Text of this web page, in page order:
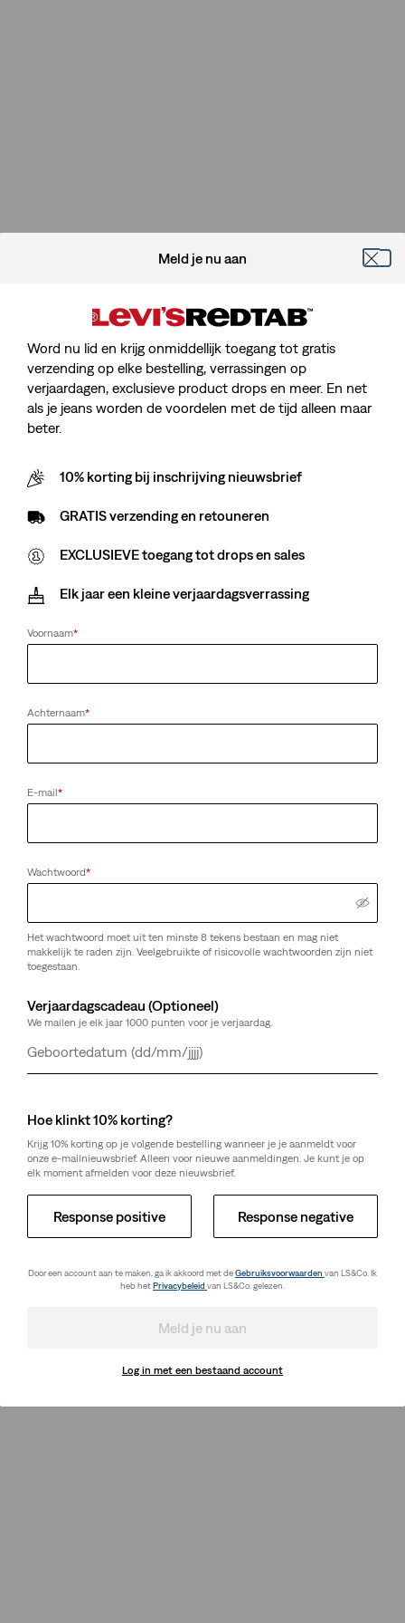
Meld je nu aan
Word nu lid en krijg onmiddellijk toegang tot gratis
verzending op elke bestelling, verrassingen op
verjaardagen, exclusieve product drops en meer. En net
als je jeans worden de voordelen met de tijd alleen maar
beter.
10% korting bij inschrijving nieuwsbrief
GRATIS verzending en retouneren
EXCLUSIEVE toegang tot drops en sales
Elk jaar een kleine verjaardagsverrassing
Voornaam*
Achternaam*
E-mail*
Wachtwoord*
Het wachtwoord moet uit ten minste 8 tekens bestaan en mag niet
makkelijk te raden zijn. Veelgebruikte of risicovolle wachtwoorden zijn niet
toegestaan.
Verjaardagscadeau (Optioneel)
We mailen je elk jaar 1000 punten voor je verjaardag.
Dag
Maand
Jaar
Hoe klinkt 10% korting?
Krijg 10% korting op je volgende bestelling wanneer je je aanmeldt voor
onze e-mailnieuwsbrief. Alleen voor nieuwe aanmeldingen. Je kunt je op
elk moment afmelden voor deze nieuwsbrief.
Response positive Response negative
Door een account aan te maken, ga ik akkoord met deGebruiksvoorwaarden van LS&Co. Ik
heb hetPrivacybeleid van LS&Co. gelezen.
Meld je nu aan
Log in met een bestaand account